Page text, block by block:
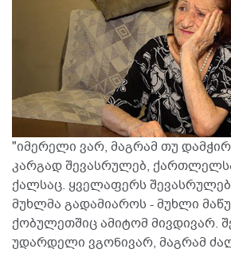
"იმერელი ვარ, მაგრამ თუ
კარგად შევასრულებ,
ქალსაც. ყველაფერს
მუხლმა გადამიაროს - მუხლი
ქობულეთშიც ამიტომ მივდივარ.
უდარდელი ვგონივარ, მაგრამ